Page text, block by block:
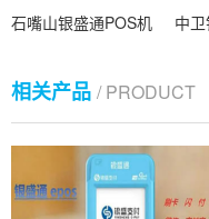
石嘴山银盛通POS机
中
相关产品 / PRODUCT